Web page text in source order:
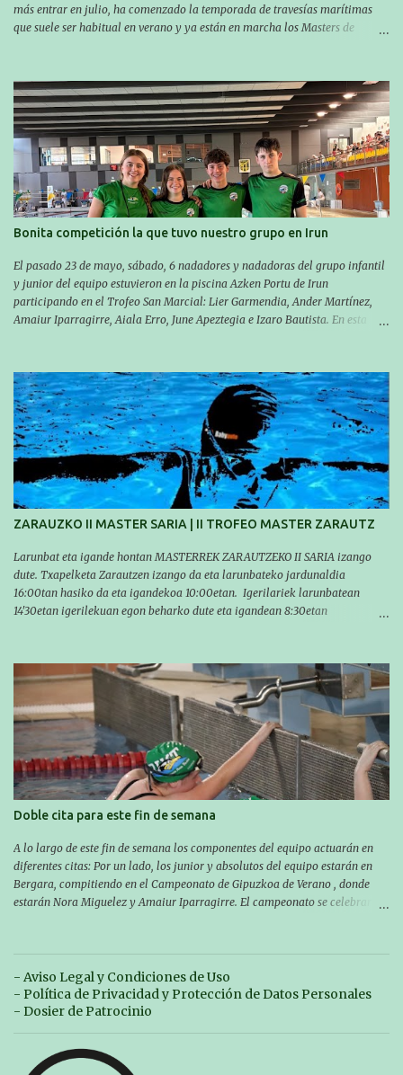
más entrar en julio, ha comenzado la temporada de travesías marítimas
que suele ser habitual en verano y ya están en marcha los Masters de
próxima cita. Para empezar, el 13 de julio, Manu Santos participó en la
XXXVIII. Travesía a nado de Ondarroa y recorrió una distancia de 1600
metros en 28 minutos y 30 segundos. Al día siguiente, Manu Santos y su
compañero Asier Gorostegi participaron en la V. San Antón Bira. En esta
travesía se realiza un recorrido desde la playa de Gaztetape hasta la playa
de Malkorbe, pero debido al estado del mar de aquel día, la organización
decidió hacerlo en el interior de la bahía de la playa de Malkorbe. Así,
Asier completó el recorrido en 29 minutos y 30 segundos, c...
Bonita competición la que tuvo nuestro grupo en Irun
El pasado 23 de mayo, sábado, 6 nadadores y nadadoras del grupo infantil
y junior del equipo estuvieron en la piscina Azken Portu de Irun
participando en el Trofeo San Marcial: Lier Garmendia, Ander Martínez,
Amaiur Iparragirre, Aiala Erro, June Apeztegia e Izaro Bautista. En esta
marcas. A pesar de no conseguir marca, pasaron una tarde muy buena y
sirvió para reforzar su experiencia. La mayoría ya ha terminado la
temporada, pero seguiremos trabajando con quienes están en la recta final,
trabajando para que cada uno consiga sus objetivos personales. BRNPWR!
ZARAUZKO II MASTER SARIA | II TROFEO MASTER ZARAUTZ
Larunbat eta igande hontan MASTERREK ZARAUTZEKO II SARIA izango
dute. Txapelketa Zarautzen izango da eta larunbateko jardunaldia
16:00tan hasiko da eta igandekoa 10:00etan. Igerilariek larunbatean
14'30etan igerilekuan egon beharko dute eta igandean 8:30etan
domingo los MASTERS tendrán el II TROFEO MASTER DE ZARAUTZ. La
competición se celebrará en Zarautz a las 16:00 la jornada del sabado y a
las 10:00 la del domingo. Los/las nadadores/as tendrán que estar en la
piscina a las 14:30 el sabado y a las 8:30 el domingo (polideportivo
Aritzbatalde). SERIES
Doble cita para este fin de semana
A lo largo de este fin de semana los componentes del equipo actuarán en
diferentes citas: Por un lado, los junior y absolutos del equipo estarán en
Bergara, compitiendo en el Campeonato de Gipuzkoa de Verano , donde
estarán Nora Miguelez y Amaiur Iparragirre. El campeonato se celebrará
sábado por la tarde a las 16:30. Por otro lado, otro grupo pequeño actuará
en el polideportivo Antzizar de Beasain en el XXIIIº memorial Leire
Contreras , en una mañana popular festiva organizada por el club Igartza.
Las pruebas empezarán a las 10:30, a las 11:30 habrá pruebas populares
participantes. Toda la información sobre convocatorias y competiciones la
encontraréis en nuestra web, en el siguiente enlace:
- Aviso Legal y Condiciones de Uso
- Política de Privacidad y Protección de Datos Personales
- Dosier de Patrocinio